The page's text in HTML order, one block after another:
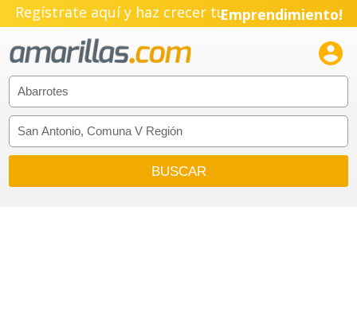
Regístrate aquí y haz crecer tuEmprendimiento!
